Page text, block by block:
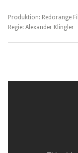
Produktion: Redorange
Regie: Alexander Klingler